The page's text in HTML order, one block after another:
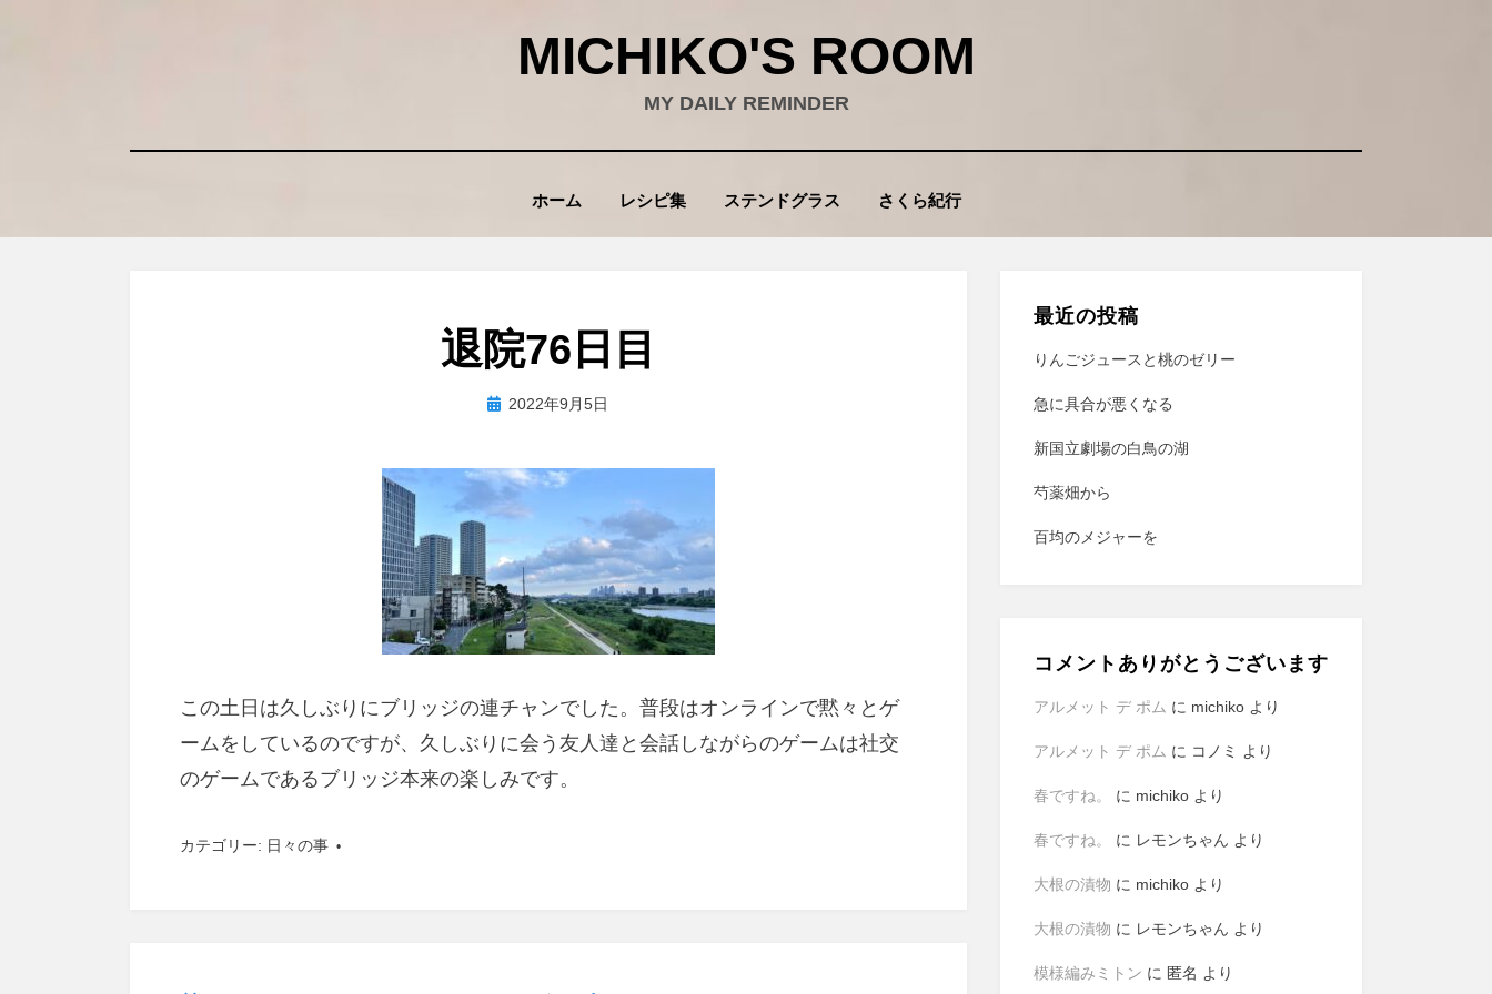
MICHIKO'S ROOM
MY DAILY REMINDER
ホーム レシピ集 ステンドグラス さくら紀行
退院76日目
投稿者wad
投 2022年9月5日
この土日は久しぶりにブリッジの連チャンでした。普段はオンラインで黙々とゲ
ームをしているのですが、久しぶりに会う友人達と会話しながらのゲームは社交
のゲームであるブリッジ本来の楽しみです。
カテゴリー: 日々の事
最近の投稿
りんごジュースと桃のゼリー
急に具合が悪くなる
新国立劇場の白鳥の湖
芍薬畑から
百均のメジャーを
コメントありがとうございます
アルメット デ ポム に michikoより
アルメット デ ポム に コノミ より
春ですね。 に michikoより
春ですね。 に レモンちゃん より
大根の漬物 に michikoより
大根の漬物 に レモンちゃん より
模様編みミトン に 匿名 より